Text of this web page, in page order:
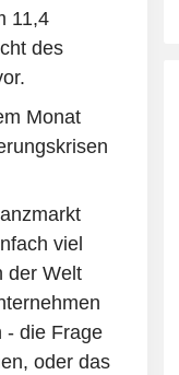
11,4
des
Monat
viel
der Welt
- die Frage
oder das